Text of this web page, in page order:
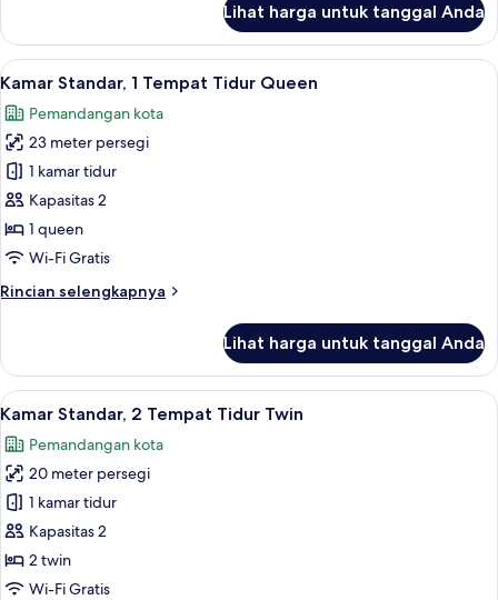
difabel,
pemandangan
halaman
Kamar
Standar,
1
Tidur
Queen,
akses
difabel,
pemandangan
halaman
Lihat harga untuk tanggal Anda
Lihat
semua
foto
untuk
Kamar
Standar,
1
Tempat
Queen
Seprai antialergi, meja kerja, dan
9
Kamar Standar, 1 Tempat Tidur Queen
Pemandangan kota
23 meter persegi
1 kamar tidur
Kapasitas 2
1 queen
Wi-Fi Gratis
Rincian selengkapnya
Rincian
Kamar
Standar,
1
Tidur
Queen
Lihat harga untuk tanggal Anda
Lihat
semua
foto
untuk
Kamar
Standar,
2
Tempat
Seprai antialergi, meja kerja, dan
9
Kamar Standar, 2 Tempat Tidur Twin
Pemandangan kota
20 meter persegi
1 kamar tidur
Kapasitas 2
2 twin
Wi-Fi Gratis